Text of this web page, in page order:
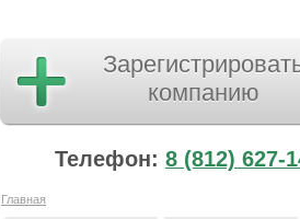
компанию
Телефон: 8 (812) 627-
Главная